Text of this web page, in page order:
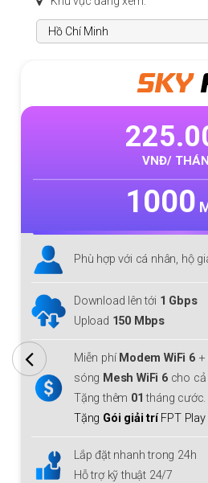
SKY
VNĐ/
1000
Phù hợp với cá nhân, hộ
Download lên tới 1 Gbps
Upload 150 Mbps
Miễn phí Modem WiFi 6 +
sóng Mesh WiFi 6 cho cả
Tặng thêm 01tháng cước.
Tặng Gói giải tríFPT Play
Lắp đặt nhanh trong 24h
Hỗ trợ kỹ thuật 24/7